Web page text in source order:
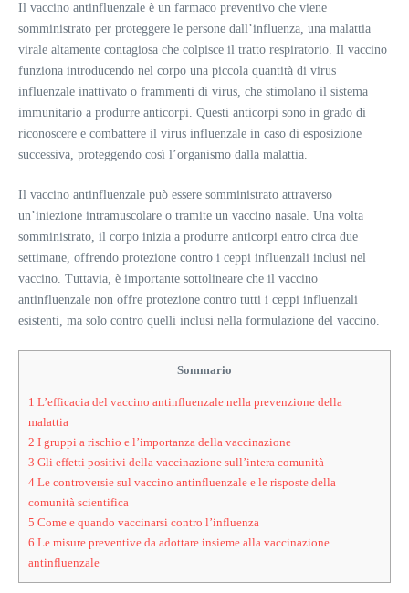
Il vaccino antinfluenzale è un farmaco preventivo che viene
somministrato per proteggere le persone dall’influenza, una malattia
virale altamente contagiosa che colpisce il tratto respiratorio. Il vaccino
funziona introducendo nel corpo una piccola quantità di virus
influenzale inattivato o frammenti di virus, che stimolano il sistema
immunitario a produrre anticorpi. Questi anticorpi sono in grado di
riconoscere e combattere il virus influenzale in caso di esposizione
successiva, proteggendo così l’organismo dalla malattia.
Il vaccino antinfluenzale può essere somministrato attraverso
un’iniezione intramuscolare o tramite un vaccino nasale. Una volta
somministrato, il corpo inizia a produrre anticorpi entro circa due
settimane, offrendo protezione contro i ceppi influenzali inclusi nel
vaccino. Tuttavia, è importante sottolineare che il vaccino
antinfluenzale non offre protezione contro tutti i ceppi influenzali
esistenti, ma solo contro quelli inclusi nella formulazione del vaccino.
Sommario
1 L’efficacia del vaccino antinfluenzale nella prevenzione della
malattia
2 I gruppi a rischio e l’importanza della vaccinazione
3 Gli effetti positivi della vaccinazione sull’intera comunità
4 Le controversie sul vaccino antinfluenzale e le risposte della
comunità scientifica
5 Come e quando vaccinarsi contro l’influenza
6 Le misure preventive da adottare insieme alla vaccinazione
antinfluenzale